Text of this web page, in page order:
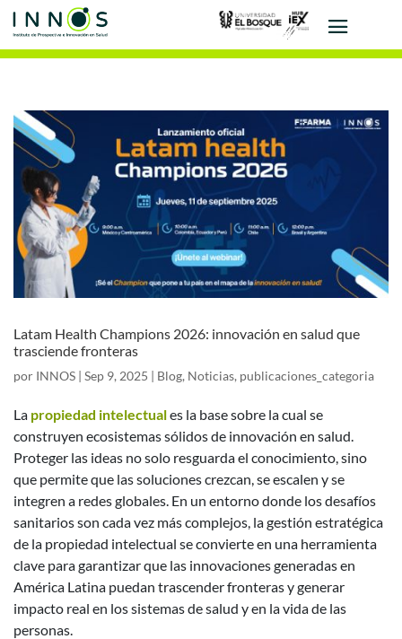
Latam Health Champions 2026: innovación en salud que
trasciende fronteras
por INNOS | Sep 9, 2025 | Blog, Noticias, publicaciones_categoria
La propiedad intelectuales la base sobre la cual se
construyen ecosistemas sólidos de innovación en salud.
Proteger las ideas no solo resguarda el conocimiento, sino
que permite que las soluciones crezcan, se escalen y se
integren a redes globales. En un entorno donde los desafíos
sanitarios son cada vez más complejos, la gestión estratégica
de la propiedad intelectual se convierte en una herramienta
clave para garantizar que las innovaciones generadas en
América Latina puedan trascender fronteras y generar
impacto real en los sistemas de salud y en la vida de las
personas.